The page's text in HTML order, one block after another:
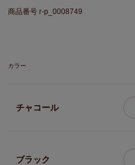
商品番号 r-p_0008749
カラー
チャコール
ブラック